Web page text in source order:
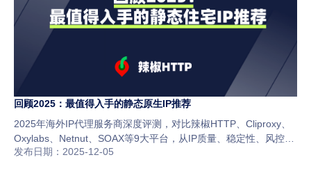
回顾2025：最值得入手的静态原生IP推荐
2025年海外IP代理服务商深度评测，对比辣椒HTTP、Cliproxy、
Oxylabs、Netnut、SOAX等9大平台，从IP质量、稳定性、风控安
全、价格与服务角度分析，助你选出最适合跨境电商与社媒运营的
发布日期：2025-12-05